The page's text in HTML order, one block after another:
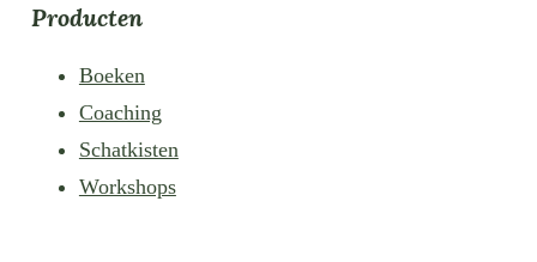
Producten
Boeken
Coaching
Schatkisten
Workshops